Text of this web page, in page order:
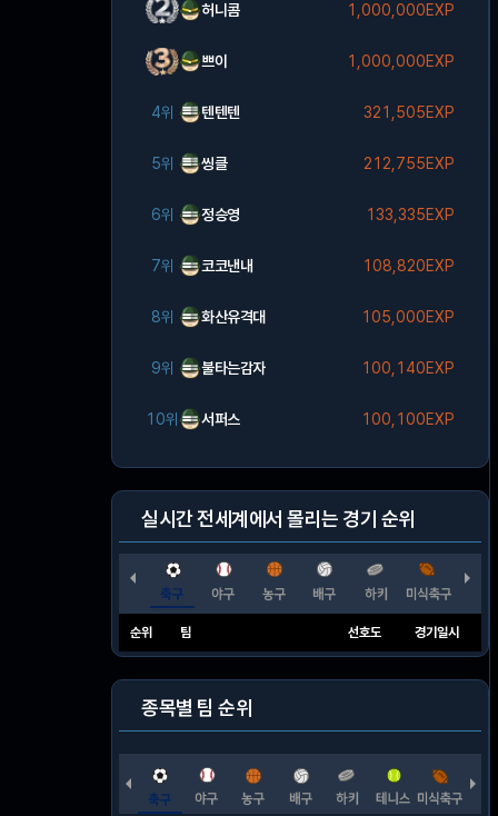
허니콤 1,000,000EXP
쁘이 1,000,000EXP
4위 텐텐텐 321,505EXP
5위 씽클 212,755EXP
6위 정승영 133,335EXP
7위 코코낸내 108,820EXP
8위 화산유격대 105,000EXP
9위 불타는감자 100,140EXP
10위 서퍼스 100,100EXP
실시간 전세계에서 몰리는 경기 순위
순위 팀 선호도 경기일시
종목별 팀 순위